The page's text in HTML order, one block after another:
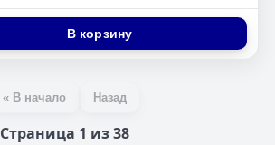
В корзину
« В начало Назад
Страница 1 из 38